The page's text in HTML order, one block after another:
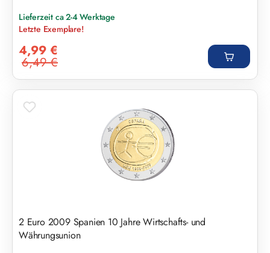
Lieferzeit ca 2-4 Werktage
Letzte Exemplare!
4,99 €
Regulärer Preis:
6,49 €
2 Euro 2009 Spanien 10 Jahre Wirtschafts- und
Währungsunion